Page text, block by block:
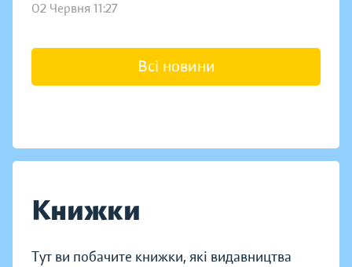
02 Червня 11:27
Всі новини
Книжки
Тут ви побачите книжки, які видавництва